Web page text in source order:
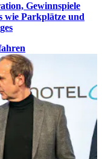
Gewinnspiele
wie Parkplätze und